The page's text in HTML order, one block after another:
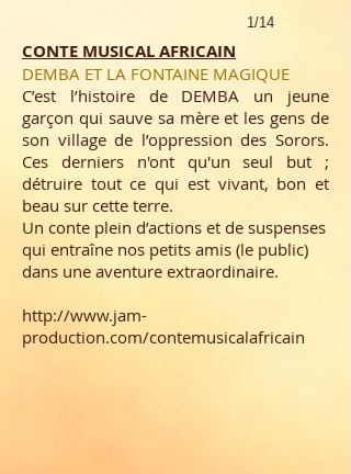
1/14
CONTE MUSICAL AFRICAIN
DEMBA ET LA FONTAINE MAGIQUE
C’est l’histoire de DEMBA un jeune
garçon qui sauve sa mère et les gens de
son village de l’oppression des Sorors.
Ces derniers n'ont qu'un seul but ;
détruire tout ce qui est vivant, bon et
beau sur cette terre.
Un conte plein d’actions et de suspenses
qui entraîne nos petits amis (le public)
dans une aventure extraordinaire.
http://www.jam-
production.com/contemusicalafricain